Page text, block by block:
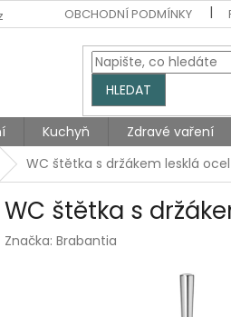
OBCHODNÍ PODMÍNKY
HLEDAT
Kuchyň Zdravé vaření
WC štětka s držákem lesklá ocel
WC štětka s
Značka: Brabantia